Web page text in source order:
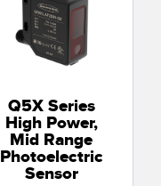
Q5X Series
High Power,
Mid Range
Photoelectric
Sensor